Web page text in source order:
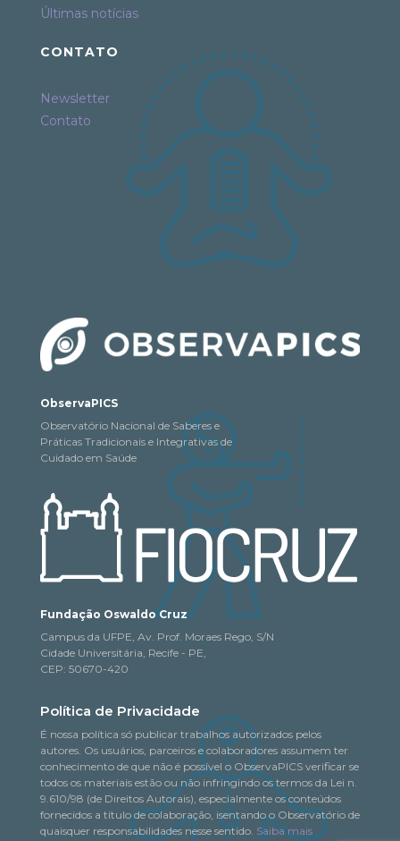
Últimas notícias
CONTATO
Newsletter
Contato
ObservaPICS
Observatório Nacional de Saberes e
Práticas Tradicionais e Integrativas de
Cuidado em Saúde
Fundação Oswaldo Cruz
Campus da UFPE, Av. Prof. Moraes Rego, S/N
Cidade Universitária, Recife - PE,
CEP: 50670-420
Política de Privacidade
É nossa política só publicar trabalhos autorizados pelos
autores. Os usuários, parceiros e colaboradores assumem ter
conhecimento de que não é possível o ObservaPICS verificar se
todos os materiais estão ou não infringindo os termos da Lei n.
9.610/98 (de Direitos Autorais), especialmente os conteúdos
fornecidos a título de colaboração, isentando o Observatório de
quaisquer responsabilidades nesse sentido. Saiba mais